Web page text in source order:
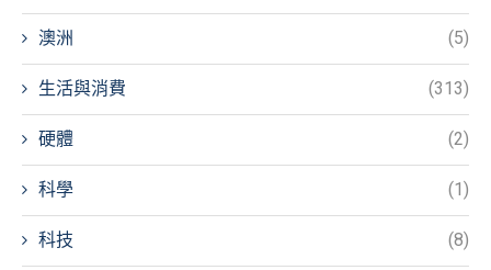
澳洲 (5)
生活與消費 (313)
硬體 (2)
科學 (1)
科技 (8)